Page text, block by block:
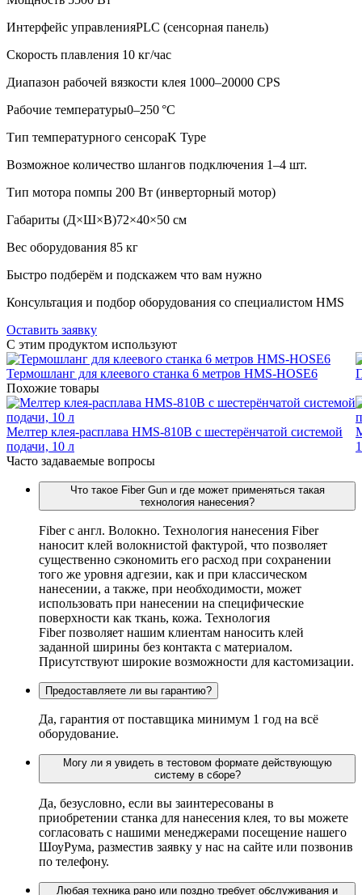
Интерфейс управленияPLC (сенсорная панель)
Скорость плавления 10 кг/час
Диапазон рабочей вязкости клея 1000–20000 CPS
Рабочие температуры0–250 °C
Тип температурного сенсораK Type
Возможное количество шлангов подключения 1–4 шт.
Тип мотора помпы 200 Вт (инверторный мотор)
Габариты (Д×Ш×В)72×40×50 см
Вес оборудования 85 кг
Быстро подберём и подскажем что вам нужно
Консультация и подбор оборудования со специалистом HMS
Оставить заявку
C этим продуктом используют
Термошланг для клеевого станка 6 метров HMS-HOSE6
Похожие товары
Мелтер клея-расплава HMS-810B с шестерёнчатой системой
подачи, 10 л
Часто задаваемые вопросы
Что такое Fiber Gun и где может применяться такая
технология нанесения?
Fiber c англ. Волокно. Технология нанесения Fiber
наносит клей волокнистой фактурой, что позволяет
существенно сэкономить его расход при сохранении
того же уровня адгезии, как и при классическом
нанесении, а также, при необходимости, может
использовать при нанесении на специфические
поверхности как ткань, кожа. Технология
Fiber позволяет нашим клиентам наносить клей
заданной ширины без контакта с материалом.
Присутствуют широкие возможности для кастомизации.
Предоставляете ли вы гарантию?
Да, гарантия от поставщика минимум 1 год на всё
оборудование.
Могу ли я увидеть в тестовом формате действующую
систему в сборе?
Да, безусловно, если вы заинтересованы в
приобретении станка для нанесения клея, то вы можете
согласовать с нашими менеджерами посещение нашего
ШоуРума, разместив заявку у нас на сайте или позвонив
по телефону.
Любая техника рано или поздно требует обслуживания и